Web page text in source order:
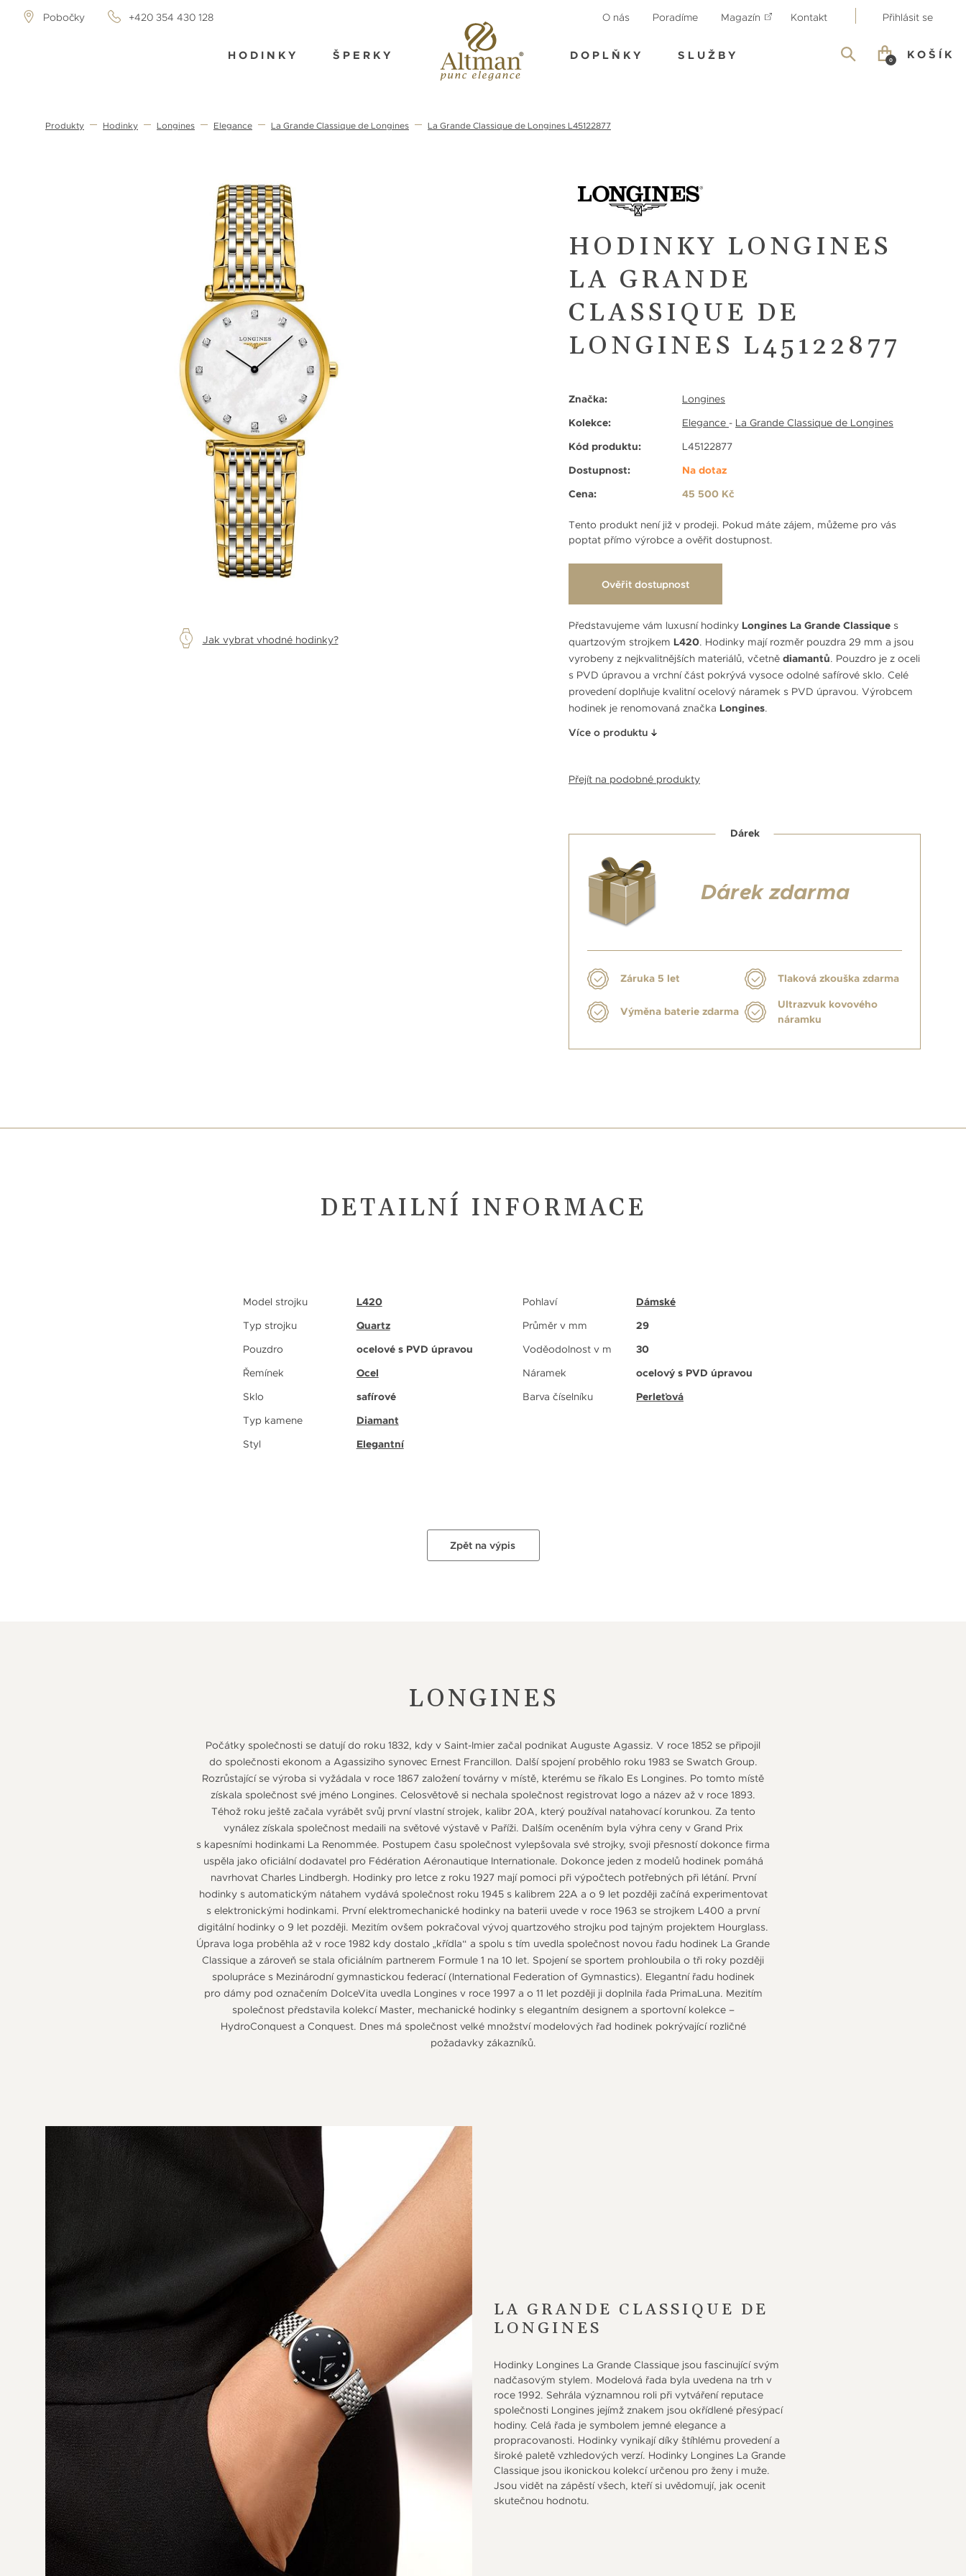
Pobočky +420 354 430 128 O nás Poradíme Magazín Kontakt Přihlásit se
HODINKY ŠPERKY DOPLŇKY SLUŽBY KOŠÍK
0
Produkty Hodinky Longines Elegance La Grande Classique de Longines La Grande Classique de Longines L45122877
Jak vybrat vhodné hodinky?
HODINKY LONGINES
LA GRANDE
CLASSIQUE DE
LONGINES L45122877
Značka:
Longines
Kolekce:
Elegance - La Grande Classique de Longines
Kód produktu:
L45122877
Dostupnost:
Na dotaz
Cena:
45 500 Kč
Tento produkt není již v prodeji. Pokud máte zájem, můžeme pro vás
poptat přímo výrobce a ověřit dostupnost.
Ověřit dostupnost
Představujeme vám luxusní hodinky Longines La Grande Classique s
quartzovým strojkem L420. Hodinky mají rozměr pouzdra 29 mm a jsou
vyrobeny z nejkvalitnějších materiálů, včetně diamantů. Pouzdro je z oceli
s PVD úpravou a vrchní část pokrývá vysoce odolné safírové sklo. Celé
provedení doplňuje kvalitní ocelový náramek s PVD úpravou. Výrobcem
hodinek je renomovaná značka Longines.
Více o produktu
Přejít na podobné produkty
Dárek
Dárek zdarma
Záruka 5 let Tlaková zkouška zdarma
Výměna baterie zdarma
Ultrazvuk kovového
náramku
DETAILNÍ INFORMACE
Model strojku
L420
Typ strojku
Quartz
Pouzdro
ocelové s PVD úpravou
Řemínek
Ocel
Sklo
safírové
Typ kamene
Diamant
Styl
Elegantní
Pohlaví
Dámské
Průměr v mm
29
Voděodolnost v m
30
Náramek
ocelový s PVD úpravou
Barva číselníku
Perleťová
Zpět na výpis
LONGINES
Počátky společnosti se datují do roku 1832, kdy v Saint-Imier začal podnikat Auguste Agassiz. V roce 1852 se připojil
do společnosti ekonom a Agassiziho synovec Ernest Francillon. Další spojení proběhlo roku 1983 se Swatch Group.
Rozrůstající se výroba si vyžádala v roce 1867 založení továrny v místě, kterému se říkalo Es Longines. Po tomto místě
získala společnost své jméno Longines. Celosvětově si nechala společnost registrovat logo a název až v roce 1893.
Téhož roku ještě začala vyrábět svůj první vlastní strojek, kalibr 20A, který používal natahovací korunkou. Za tento
vynález získala společnost medaili na světové výstavě v Paříži. Dalším oceněním byla výhra ceny v Grand Prix
s kapesními hodinkami La Renommée. Postupem času společnost vylepšovala své strojky, svoji přesností dokonce firma
uspěla jako oficiální dodavatel pro Fédération Aéronautique Internationale. Dokonce jeden z modelů hodinek pomáhá
navrhovat Charles Lindbergh. Hodinky pro letce z roku 1927 mají pomoci při výpočtech potřebných při létání. První
hodinky s automatickým nátahem vydává společnost roku 1945 s kalibrem 22A a o 9 let později začíná experimentovat
s elektronickými hodinkami. První elektromechanické hodinky na baterii uvede v roce 1963 se strojkem L400 a první
digitální hodinky o 9 let později. Mezitím ovšem pokračoval vývoj quartzového strojku pod tajným projektem Hourglass.
Úprava loga proběhla až v roce 1982 kdy dostalo „křídla“ a spolu s tím uvedla společnost novou řadu hodinek La Grande
Classique a zároveň se stala oficiálním partnerem Formule 1 na 10 let. Spojení se sportem prohloubila o tři roky později
spolupráce s Mezinárodní gymnastickou federací (International Federation of Gymnastics). Elegantní řadu hodinek
pro dámy pod označením DolceVita uvedla Longines v roce 1997 a o 11 let později ji doplnila řada PrimaLuna. Mezitím
společnost představila kolekcí Master, mechanické hodinky s elegantním designem a sportovní kolekce –
HydroConquest a Conquest. Dnes má společnost velké množství modelových řad hodinek pokrývající rozličné
požadavky zákazníků.
LA GRANDE CLASSIQUE DE
LONGINES
Hodinky Longines La Grande Classique jsou fascinující svým
nadčasovým stylem. Modelová řada byla uvedena na trh v
roce 1992. Sehrála významnou roli při vytváření reputace
společnosti Longines jejímž znakem jsou okřídlené přesýpací
hodiny. Celá řada je symbolem jemné elegance a
propracovanosti. Hodinky vynikají díky štíhlému provedení a
široké paletě vzhledových verzí. Hodinky Longines La Grande
Classique jsou ikonickou kolekcí určenou pro ženy i muže.
Jsou vidět na zápěstí všech, kteří si uvědomují, jak ocenit
skutečnou hodnotu.